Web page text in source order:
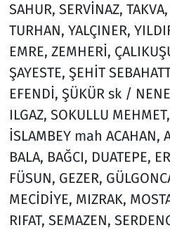
SAHUR, SERVİNAZ,
TURHAN, YALÇINER,
EMRE, ZEMHERİ,
ŞAYESTE, ŞEHİT
EFENDİ, ŞÜKÜR sk /
ILGAZ, SOKULLU
İSLAMBEY mah ACAHAN,
BALA, BAĞCI, DUATEPE,
FÜSUN, GEZER,
MECİDİYE, MIZRAK,
RIFAT, SEMAZEN,